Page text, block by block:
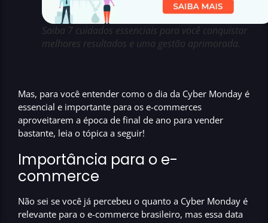
Saiba 7 cuidados essenciais para você conquistar
melhores resultados e uma gestão aprimorada.
Mas, para você entender como o dia da Cyber Monday é
essencial e importante para os e-commerces
aproveitarem a época de final de ano para vender
bastante, leia o tópica a seguir!
Importância para o e-
commerce
Não sei se você já percebeu o quanto a Cyber Monday é
relevante para o e-commerce brasileiro, mas essa data